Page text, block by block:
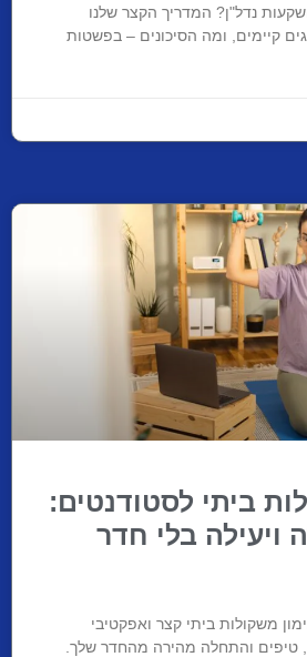
נדל"ן? המדריך הקצר שלנו
קיימים, ומה הסיכונים – בפשטות
ביתי לסטודנטים:
ויעילה בלי חדר
משקולות ביתי קצר ואפקטיבי
טיפים והתחלה מהירה מהחדר שלך.